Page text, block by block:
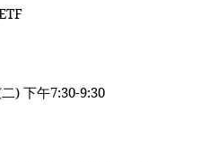
) 下午7:30-9:30